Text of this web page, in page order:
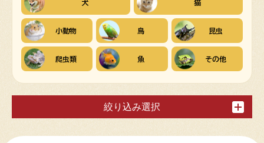
犬 猫
小動物 鳥 昆虫
爬虫類 魚 その他
絞り込み選択